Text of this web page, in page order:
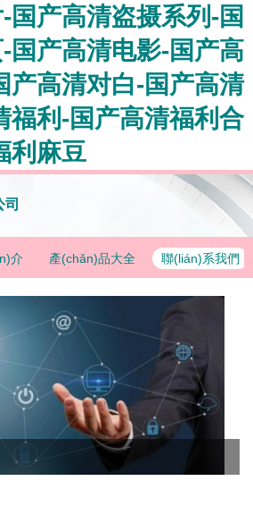
国产高清盗摄系列-国
国产高清电影-国产高
产高清对白-国产高清
福利-国产高清福利合
利麻豆
介 產(chǎn)品大全 聯(lián)系我們